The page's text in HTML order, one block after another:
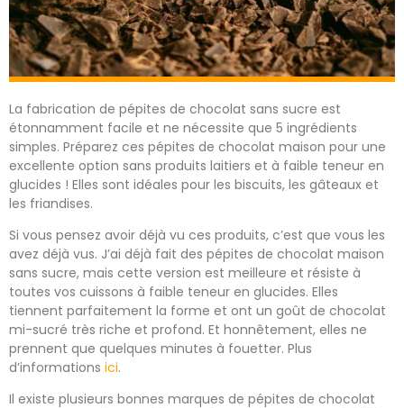
La fabrication de pépites de chocolat sans sucre est
étonnamment facile et ne nécessite que 5 ingrédients
simples. Préparez ces pépites de chocolat maison pour une
excellente option sans produits laitiers et à faible teneur en
glucides ! Elles sont idéales pour les biscuits, les gâteaux et
les friandises.
Si vous pensez avoir déjà vu ces produits, c’est que vous les
avez déjà vus. J’ai déjà fait des pépites de chocolat maison
sans sucre, mais cette version est meilleure et résiste à
toutes vos cuissons à faible teneur en glucides. Elles
tiennent parfaitement la forme et ont un goût de chocolat
mi-sucré très riche et profond. Et honnêtement, elles ne
prennent que quelques minutes à fouetter. Plus
d’informations ici.
Il existe plusieurs bonnes marques de pépites de chocolat